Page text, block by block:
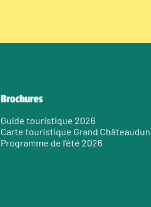
Brochures
Guide touristique 2026
Carte touristique Grand Châteaudun
Programme de l’été 2026